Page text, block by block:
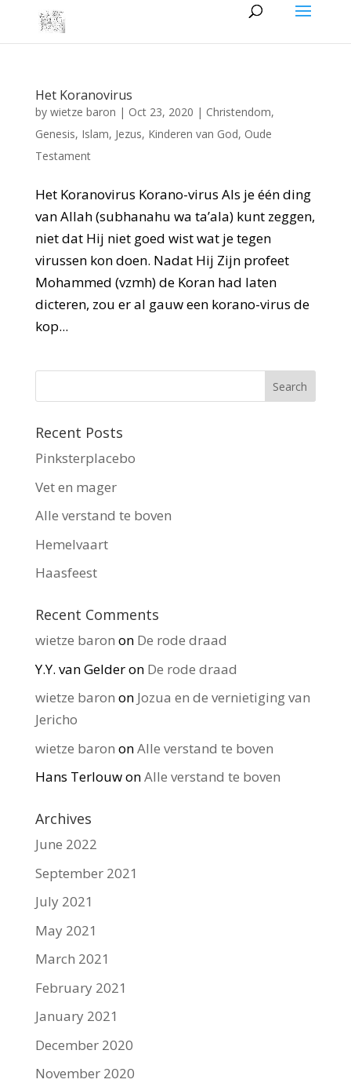
Het Koranovirus
by wietze baron | Oct 23, 2020 | Christendom,
Genesis, Islam, Jezus, Kinderen van God, Oude
Testament
Het Koranovirus Korano-virus Als je één ding
van Allah (subhanahu wa ta’ala) kunt zeggen,
niet dat Hij niet goed wist wat je tegen
virussen kon doen. Nadat Hij Zijn profeet
Mohammed (vzmh) de Koran had laten
dicteren, zou er al gauw een korano-virus de
kop...
Recent Posts
Pinksterplacebo
Vet en mager
Alle verstand te boven
Hemelvaart
Haasfeest
Recent Comments
wietze baron on De rode draad
Y.Y. van Gelderon De rode draad
wietze baron on Jozua en de vernietiging van
Jericho
wietze baron onAlle verstand te boven
Hans TerlouwonAlle verstand te boven
Archives
June 2022
September 2021
July 2021
May 2021
March 2021
February 2021
January 2021
December 2020
November 2020